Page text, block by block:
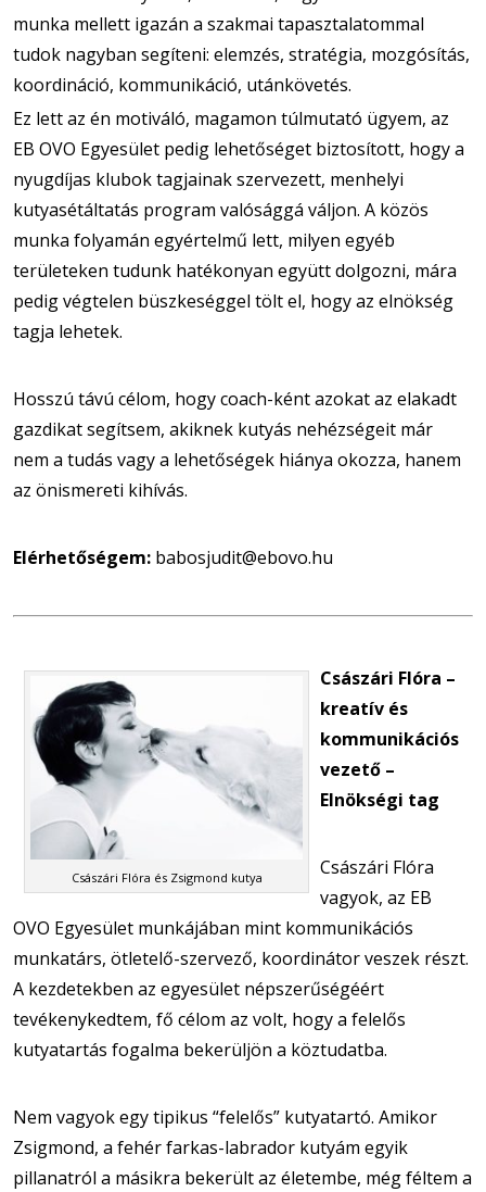
munka mellett igazán a szakmai tapasztalatommal
tudok nagyban segíteni: elemzés, stratégia, mozgósítás,
koordináció, kommunikáció, utánkövetés.
Ez lett az én motiváló, magamon túlmutató ügyem, az
EB OVO Egyesület pedig lehetőséget biztosított, hogy a
nyugdíjas klubok tagjainak szervezett, menhelyi
kutyasétáltatás program valósággá váljon. A közös
munka folyamán egyértelmű lett, milyen egyéb
területeken tudunk hatékonyan együtt dolgozni, mára
pedig végtelen büszkeséggel tölt el, hogy az elnökség
tagja lehetek.
Hosszú távú célom, hogy coach-ként azokat az elakadt
gazdikat segítsem, akiknek kutyás nehézségeit már
nem a tudás vagy a lehetőségek hiánya okozza, hanem
az önismereti kihívás.
Elérhetőségem: babosjudit@ebovo.hu
Császári Flóra és Zsigmond kutya
Császári Flóra –
kreatív és
kommunikációs
vezető –
Elnökségi tag
Császári Flóra
vagyok, az EB
OVO Egyesület munkájában mint kommunikációs
munkatárs, ötletelő-szervező, koordinátor veszek részt.
A kezdetekben az egyesület népszerűségéért
tevékenykedtem, fő célom az volt, hogy a felelős
kutyatartás fogalma bekerüljön a köztudatba.
Nem vagyok egy tipikus “felelős” kutyatartó. Amikor
Zsigmond, a fehér farkas-labrador kutyám egyik
pillanatról a másikra bekerült az életembe, még féltem a